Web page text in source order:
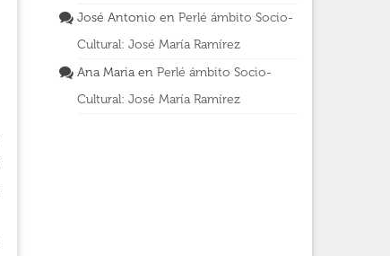
José Antonio en Perlé ámbito Socio-
Cultural: José María Ramírez
Ana Mariaen Perlé ámbito Socio-
Cultural: José María Ramírez